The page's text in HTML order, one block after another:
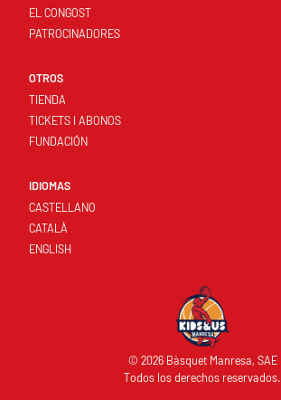
EL CONGOST
PATROCINADORES
OTROS
TIENDA
TICKETS I ABONOS
FUNDACIÓN
IDIOMAS
CASTELLANO
CATALÀ
ENGLISH
© 2026 Bàsquet Manresa, SAE
Todos los derechos reservados.